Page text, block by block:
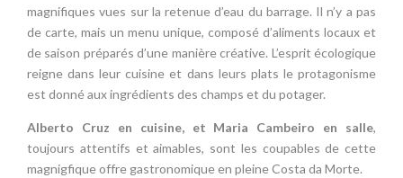
magnifiques vues sur la retenue d’eau du barrage. Il n’y a pas
de carte, mais un menu unique, composé d’aliments locaux et
de saison préparés d’une manière créative. L’esprit écologique
reigne dans leur cuisine et dans leurs plats le protagonisme
est donné aux ingrédients des champs et du potager.
Alberto Cruz en cuisine, et Maria Cambeiro en salle,
toujours attentifs et aimables, sont les coupables de cette
magnigfique offre gastronomique en pleine Costa da Morte.